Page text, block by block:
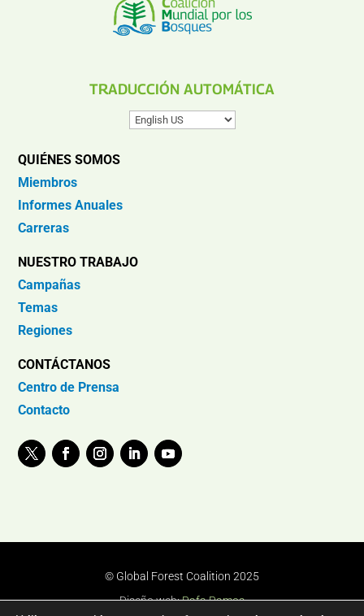
TRADUCCIÓN AUTOMÁTICA
QUIÉNES SOMOS
Miembros
Informes Anuales
Carreras
NUESTRO TRABAJO
Campañas
Temas
Regiones
CONTÁCTANOS
Centro de Prensa
Contacto
© Global Forest Coalition 2025
Diseño web:Rafa Ramos